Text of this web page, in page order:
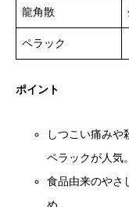
龍角散
ペラック
ポイント
しつこい痛みや
ペラックが人気。
食品由来のやさ